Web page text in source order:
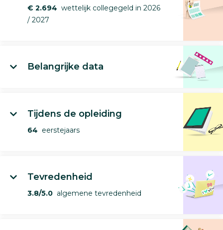
€ 2.694 wettelijk collegegeld in 2026
/ 2027
Belangrijke data
Tijdens de opleiding
64 eerstejaars
Tevredenheid
3.8/5.0 algemene tevredenheid